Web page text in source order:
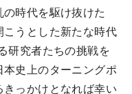
時代を駆け抜けた
こうとした新たな時代
研究者たちの挑戦を
史上のターニングポ
っかけとなれば幸い